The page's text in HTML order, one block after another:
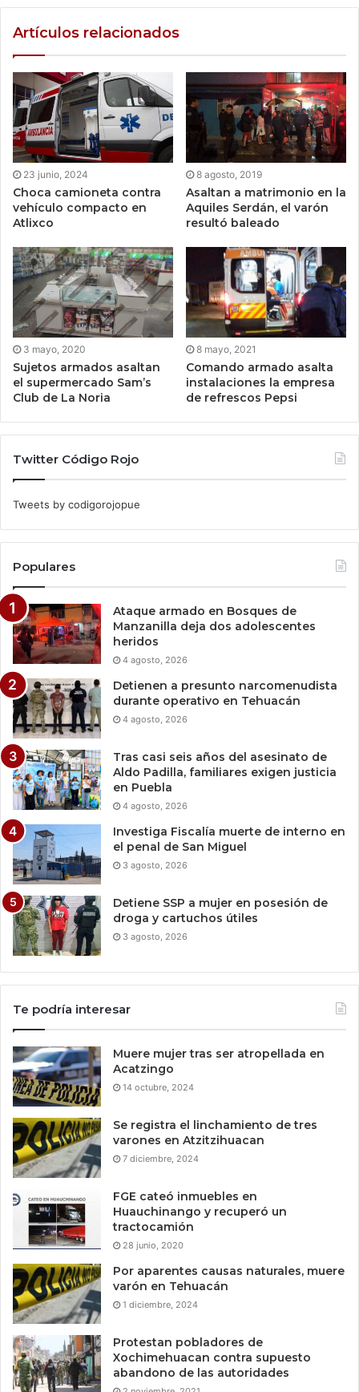
Artículos relacionados
23 junio, 2024
Choca camioneta contra
vehículo compacto en
Atlixco
8 agosto, 2019
Asaltan a matrimonio en la
Aquiles Serdán, el varón
resultó baleado
3 mayo, 2020
Sujetos armados asaltan
el supermercado Sam’s
Club de La Noria
8 mayo, 2021
Comando armado asalta
instalaciones la empresa
de refrescos Pepsi
Twitter Código Rojo
Tweets by codigorojopue
Populares
Ataque armado en Bosques de
Manzanilla deja dos adolescentes
heridos
4 agosto, 2026
Detienen a presunto narcomenudista
durante operativo en Tehuacán
4 agosto, 2026
Tras casi seis años del asesinato de
Aldo Padilla, familiares exigen justicia
en Puebla
4 agosto, 2026
Investiga Fiscalía muerte de interno en
el penal de San Miguel
3 agosto, 2026
Detiene SSP a mujer en posesión de
droga y cartuchos útiles
3 agosto, 2026
Te podría interesar
Muere mujer tras ser atropellada en
Acatzingo
14 octubre, 2024
Se registra el linchamiento de tres
varones en Atzitzihuacan
7 diciembre, 2024
FGE cateó inmuebles en
Huauchinango y recuperó un
tractocamión
28 junio, 2020
Por aparentes causas naturales, muere
varón en Tehuacán
1 diciembre, 2024
Protestan pobladores de
Xochimehuacan contra supuesto
abandono de las autoridades